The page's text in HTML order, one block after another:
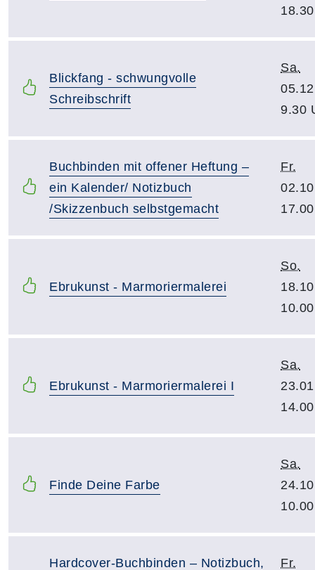
Blickfang - schwungvolle
Schreibschrift
Sa.
9.30
Buchbinden mit offener Heftung –
ein Kalender/ Notizbuch
/Skizzenbuch selbstgemacht
Fr.
Ebrukunst - Marmoriermalerei
So.
Ebrukunst - Marmoriermalerei I
Sa.
Finde Deine Farbe
Sa.
Hardcover-Buchbinden – Notizbuch, Fr.